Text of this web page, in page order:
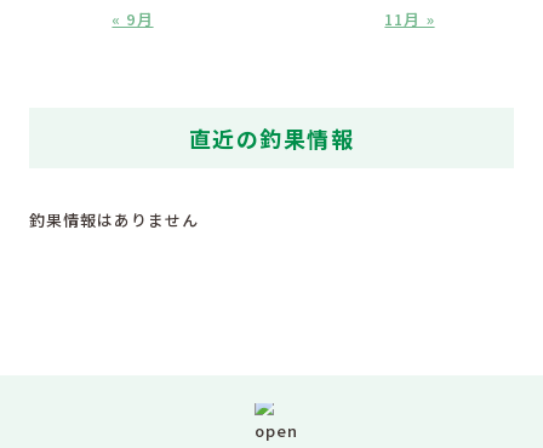
« 9月 11月 »
直近の釣果情報
釣果情報はありません